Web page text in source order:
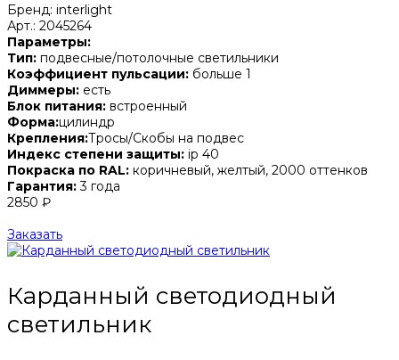
Бренд: interlight
Арт.: 2045264
Параметры:
Тип: подвесные/потолочные светильники
Коэффициент пульсации: больше 1
Диммеры: есть
Блок питания: встроенный
Форма:цилиндр
Крепления:Тросы/Скобы на подвес
Индекс степени защиты: ip 40
Покраска по RAL: коричневый, желтый, 2000 оттенков
Гарантия:3 года
2850 ₽
Заказать
Карданный светодиодный
светильник